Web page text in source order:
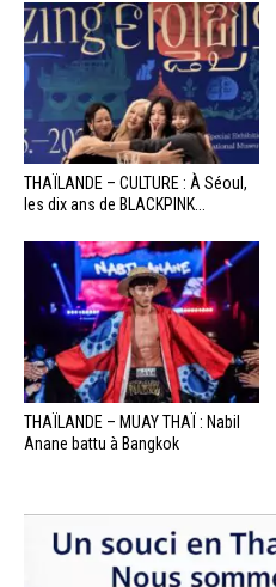
THAÏLANDE – CULTURE : À Séoul,
les dix ans de BLACKPINK...
THAÏLANDE – MUAY THAÏ : Nabil
Anane battu à Bangkok